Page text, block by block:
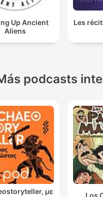
Up Ancient
Aliens
Les
podcasts
με